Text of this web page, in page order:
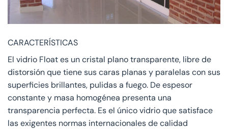
CARACTERÍSTICAS
El vidrio Float es un cristal plano transparente, libre de
distorsión que tiene sus caras planas y paralelas con sus
superficies brillantes, pulidas a fuego. De espesor
constante y masa homogénea presenta una
transparencia perfecta. Es el único vidrio que satisface
las exigentes normas internacionales de calidad